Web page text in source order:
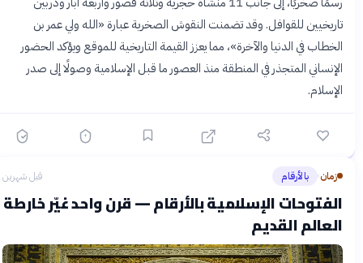
تاريخيين للقوافل. وقد تضمنت النقوش الصخرية عبارة «الله ولي عمر بن
الخطاب في الدنيا والآخرة»، مما يعزز القيمة التاريخية للموقع ويؤكد الحضور
الإنساني المتجذر في المنطقة منذ العصور ما قبل الإسلامية وصولًا إلى صدر
الإسلام.
زمان› بالأرقام قبل شهرين
الفتوحات الإسلامية بالأرقام — قرن واحد غيّر خارطة
العالم القديم